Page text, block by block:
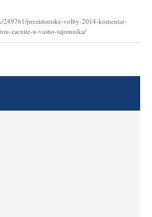
prezidentske-volby-2014-komentar-
zacnite-u-vasho-tajomnika/